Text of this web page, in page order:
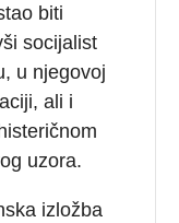
biti
socijalist
u njegovoj
ali i
uzora.
izložba